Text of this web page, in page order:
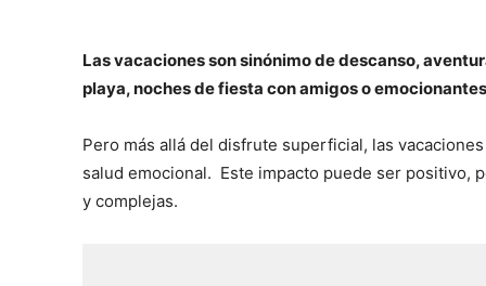
Las vacaciones son sinónimo de descanso,
playa, noches de fiesta con amigos o
Pero más allá del disfrute superficial, las
salud emocional. Este impacto puede ser positivo,
y complejas.